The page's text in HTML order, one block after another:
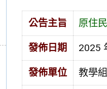
公告主旨 原住
發佈日期 2025
發佈單位 教學組